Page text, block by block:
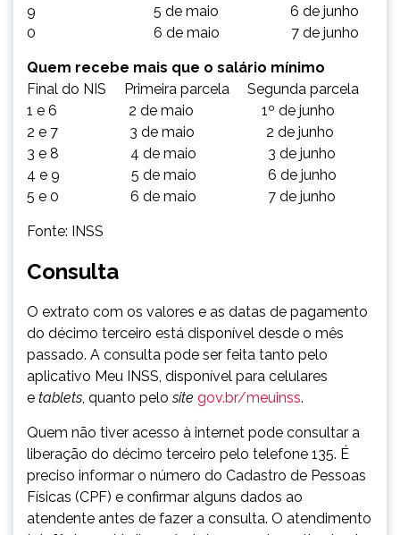
9 5 de maio 6 de junho
0 6 de maio 7 de junho
Quem recebe mais que o salário mínimo
Final do NIS Primeira parcela Segunda parcela
1 e 6 2 de maio 1º de junho
2 e 7 3 de maio 2 de junho
3 e 8 4 de maio 3 de junho
4 e 9 5 de maio 6 de junho
5 e 0 6 de maio 7 de junho
Fonte: INSS
Consulta
O extrato com os valores e as datas de pagamento
do décimo terceiro está disponível desde o mês
passado. A consulta pode ser feita tanto pelo
aplicativo Meu INSS, disponível para celulares
e tablets, quanto pelosite gov.br/meuinss.
Quem não tiver acesso à internet pode consultar a
liberação do décimo terceiro pelo telefone 135. É
preciso informar o número do Cadastro de Pessoas
Físicas (CPF) e confirmar alguns dados ao
atendente antes de fazer a consulta. O atendimento